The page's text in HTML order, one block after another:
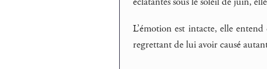
L’émotion est intacte, elle
regrettant de lui avoir causé